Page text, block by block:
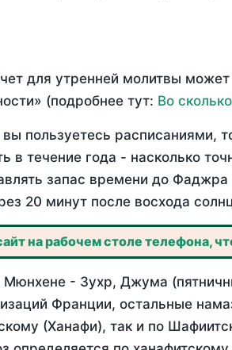
для утренней молитвы
(подробнее тут: Во
пользуетесь расписаниями,
в течение года - насколько
запас времени до Фаджра
20 минут после восхода
на рабочем столе телефона,
Мюнхене - Зухр, Джума
Франции, остальные
(Ханафи), так и по